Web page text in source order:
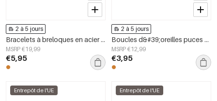
2 à 5 jours
Bracelets à breloques en acier inoxydable, style cercle, collection Daily Simple, bijoux pour femmes
MSRP €19,99
€5,95
2 à 5 jours
Boucles d&#39;oreilles puces en acier inoxydable, forme irrégulière, collection Simple Daily Simple, bijoux pour femmes
MSRP €12,99
€3,95
Entrepôt de l'UE Entrepôt de l'UE